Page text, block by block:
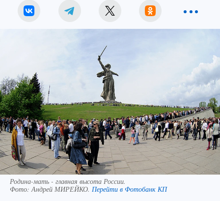
Родина-мать - главная высота России.
Фото: Андрей МИРЕЙКО. Перейти в Фотобанк КП